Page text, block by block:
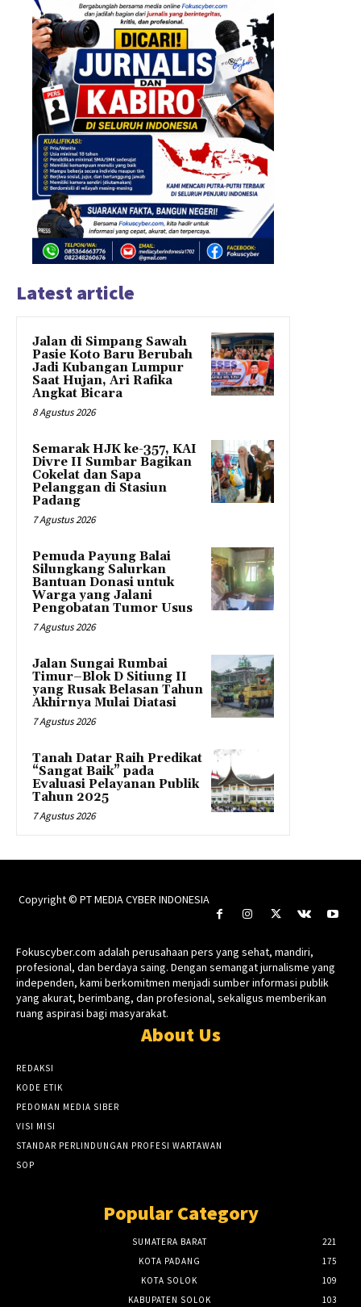
Latest article
Jalan di Simpang Sawah
Pasie Koto Baru Berubah
Jadi Kubangan Lumpur
Saat Hujan, Ari Rafika
Angkat Bicara
8 Agustus 2026
Semarak HJK ke-357, KAI
Divre II Sumbar Bagikan
Cokelat dan Sapa
Pelanggan di Stasiun
Padang
7 Agustus 2026
Pemuda Payung Balai
Silungkang Salurkan
Bantuan Donasi untuk
Warga yang Jalani
Pengobatan Tumor Usus
7 Agustus 2026
Jalan Sungai Rumbai
Timur–Blok D Sitiung II
yang Rusak Belasan Tahun
Akhirnya Mulai Diatasi
7 Agustus 2026
Tanah Datar Raih Predikat
“Sangat Baik” pada
Evaluasi Pelayanan Publik
Tahun 2025
7 Agustus 2026
Copyright © PT MEDIA CYBER INDONESIA
Fokuscyber.com adalah perusahaan pers yang sehat, mandiri,
profesional, dan berdaya saing. Dengan semangat jurnalisme yang
independen, kami berkomitmen menjadi sumber informasi publik
yang akurat, berimbang, dan profesional, sekaligus memberikan
ruang aspirasi bagi masyarakat.
About Us
REDAKSI
KODE ETIK
PEDOMAN MEDIA SIBER
VISI MISI
STANDAR PERLINDUNGAN PROFESI WARTAWAN
SOP
Popular Category
SUMATERA BARAT
221
KOTA PADANG
175
KOTA SOLOK
109
KABUPATEN SOLOK
103